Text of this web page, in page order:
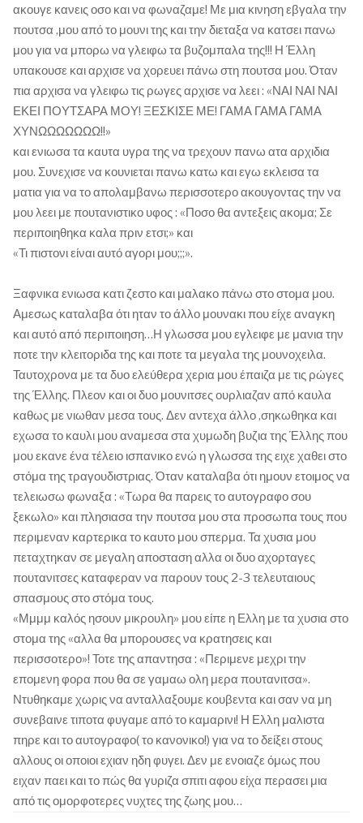
ακουγε κανεις οσο και να φωναζαμε! Με μια κινηση εβγαλα την
πουτσα ,μου από το μουνι της και την διεταξα να κατσει πανω
μου για να μπορω να γλειφω τα βυζομπαλα της!!! Η Έλλη
υπακουσε και αρχισε να χορευει πάνω στη πουτσα μου. Όταν
πια αρχισα να γλειφω τις ρωγες αρχισε να λεει : «ΝΑΙ ΝΑΙ ΝΑΙ
ΕΚΕΙ ΠΟΥΤΣΑΡΑ ΜΟΥ! ΞΕΣΚΙΣΕ ΜΕ! ΓΑΜΑ ΓΑΜΑ ΓΑΜΑ
ΧΥΝΩΩΩΩΩΩΩ!!»
και ενιωσα τα καυτα υγρα της να τρεχουν πανω ατα αρχιδια
μου. Συνεχισε να κουνιεται πανω κατω και εγω εκλεισα τα
ματια για να το απολαμβανω περισσοτερο ακουγοντας την να
μου λεει με πουτανιστικο υφος : «Ποσο θα αντεξεις ακομα; Σε
περιποιηθηκα καλα πριν ετσι;» και
«Τι πιστονι είναι αυτό αγορι μου;;;».
Ξαφνικα ενιωσα κατι ζεστο και μαλακο πάνω στο στομα μου.
Αμεσως καταλαβα ότι ηταν το άλλο μουνακι που είχε αναγκη
και αυτό από περιποιηση…Η γλωσσα μου εγλειφε με μανια την
ποτε την κλειτοριδα της και ποτε τα μεγαλα της μουνοχειλα.
Ταυτοχρονα με τα δυο ελεύθερα χερια μου έπαιζα με τις ρώγες
της Έλλης. Πλεον και οι δυο μουνιτσες ουρλιαζαν από καυλα
καθως με νιωθαν μεσα τους. Δεν αντεχα άλλο ,σηκωθηκα και
εχωσα το καυλι μου αναμεσα στα χυμωδη βυζια της Έλλης που
μου εκανε ένα τέλειο ισπανικο ενώ η γλωσσα της ειχε χαθει στο
στόμα της τραγουδιστριας. Όταν καταλαβα ότι ημουν ετοιμος να
τελειωσω φωναξα : «Τωρα θα παρεις το αυτογραφο σου
ξεκωλο» και πλησιασα την πουτσα μου στα προσωπα τους που
περιμεναν καρτερικα το καυτο μου σπερμα. Τα χυσια μου
πεταχτηκαν σε μεγαλη αποσταση αλλα οι δυο αχορταγες
πουτανιτσες καταφεραν να παρουν τους 2-3 τελευταιους
σπασμους στο στόμα τους.
«Μμμμ καλός ησουν μικρουλη» μου είπε η Ελλη με τα χυσια στο
στομα της «αλλα θα μπορουσες να κρατησεις και
περισσοτερο»! Τοτε της απαντησα : «Περιμενε μεχρι την
επομενη φορα που θα σε γαμαω ολη μερα πουτανιτσα».
Ντυθηκαμε χωρις να ανταλλαξουμε κουβεντα και σαν να μη
συνεβαινε τιποτα φυγαμε από το καμαρινι! Η Ελλη μαλιστα
πηρε και το αυτογραφο( το κανονικο!) για να το δείξει στους
αλλους οι οποιοι εχιαν ηδη φυγει. Δεν με ενοιαζε όμως που
ειχαν παει και το πώς θα γυριζα σπιτι αφου είχα περασει μια
από τις ομορφοτερες νυχτες της ζωης μου…